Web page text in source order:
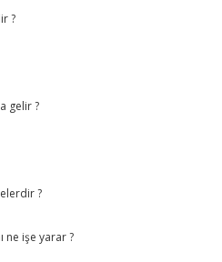
?
gelir ?
?
ne işe yarar ?